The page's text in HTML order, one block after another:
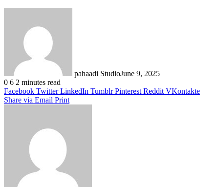
pahaadi StudioJune 9, 2025
0 6 2 minutes read
Facebook Twitter LinkedIn Tumblr Pinterest Reddit VKontakte
Share via Email Print